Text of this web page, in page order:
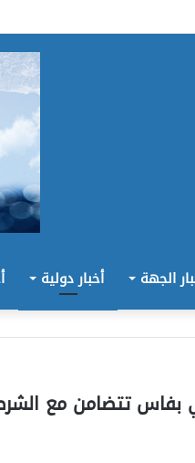
الجهة أخبار دولية
بفاس تتضامن مع